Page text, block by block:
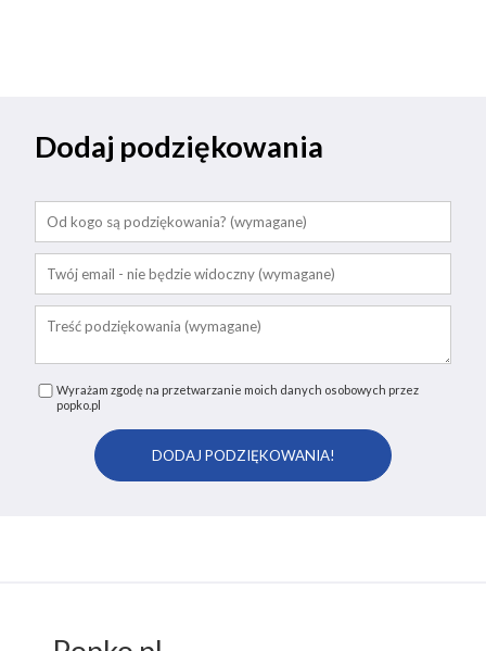
Dodaj podziękowania
Wyrażam zgodę na przetwarzanie moich danych osobowych przez
popko.pl